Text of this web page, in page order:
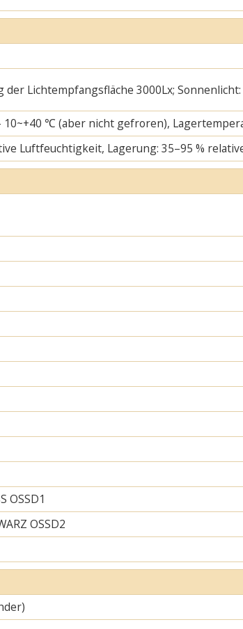
der Lichtempfangsfläche 3000Lx;
℃ (aber nicht gefroren),
Luftfeuchtigkeit, Lagerung: 35–95 %
OSSD1
OSSD2